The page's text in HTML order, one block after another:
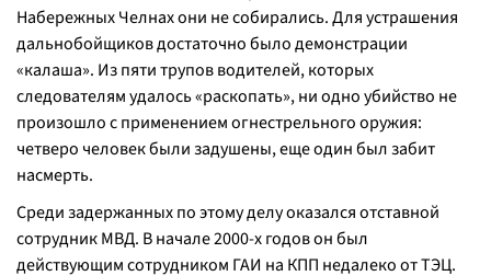
Набережных Челнах они не собирались. Для устрашения
дальнобойщиков достаточно было демонстрации
«калаша». Из пяти трупов водителей, которых
следователям удалось «раскопать», ни одно убийство не
произошло с применением огнестрельного оружия:
четверо человек были задушены, еще один был забит
насмерть.
Среди задержанных по этому делу оказался отставной
сотрудник МВД. В начале 2000-х годов он был
действующим сотрудником ГАИ на КПП недалеко от ТЭЦ.